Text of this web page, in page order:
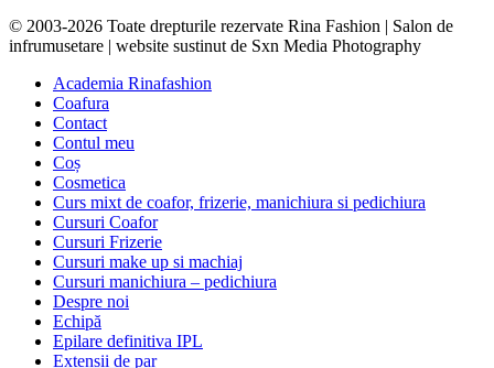
© 2003-2026 Toate drepturile rezervate Rina Fashion | Salon de
infrumusetare | website sustinut de Sxn Media Photography
Academia Rinafashion
Coafura
Contact
Contul meu
Coș
Cosmetica
Curs mixt de coafor, frizerie, manichiura si pedichiura
Cursuri Coafor
Cursuri Frizerie
Cursuri make up si machiaj
Cursuri manichiura – pedichiura
Despre noi
Echipă
Epilare definitiva IPL
Extensii de par